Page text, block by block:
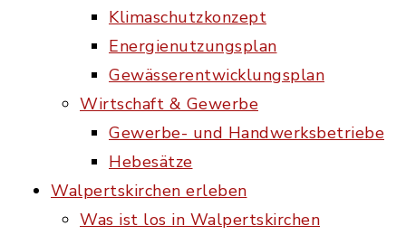
Klimaschutzkonzept
Energienutzungsplan
Gewässerentwicklungsplan
Wirtschaft & Gewerbe
Gewerbe- und Handwerksbetriebe
Hebesätze
Walpertskirchen erleben
Was ist los in Walpertskirchen